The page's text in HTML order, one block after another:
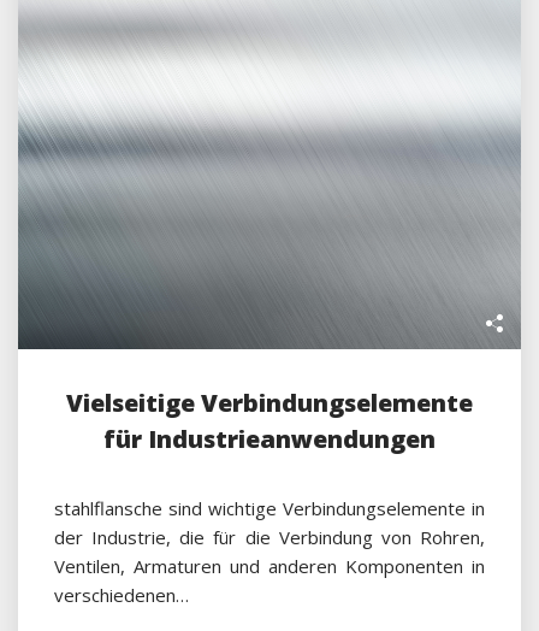
Vielseitige Verbindungselemente
für Industrieanwendungen
stahlflansche sind wichtige Verbindungselemente in
der Industrie, die für die Verbindung von Rohren,
Ventilen, Armaturen und anderen Komponenten in
verschiedenen…